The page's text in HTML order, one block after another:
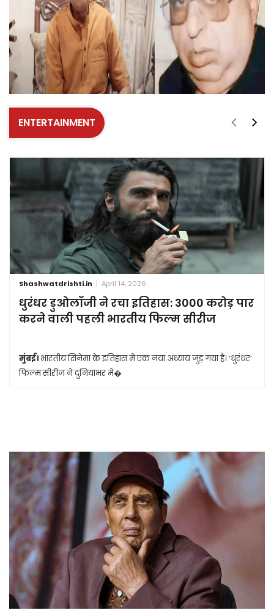
ENTERTAINMENT
Shashwatdrishti.in April 14, 2026
धुरंधर डुओलॉजी ने रचा इतिहास: 3000 करोड़ पार
करने वाली पहली भारतीय फिल्म सीरीज
मुंबई। भारतीय सिनेमा के इतिहास में एक नया अध्याय जुड़ गया है। ‘धुरंधर’
फिल्म सीरीज ने दुनियाभर मे�